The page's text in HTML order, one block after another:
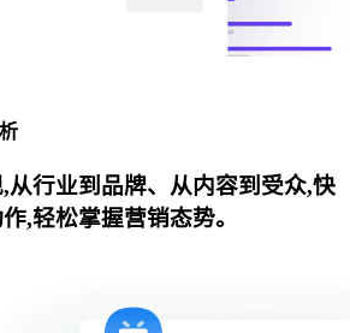
从行业到品牌、从内容到受众,快
,轻松掌握营销态势。